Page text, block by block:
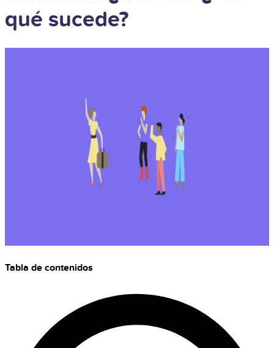
qué sucede?
Tabla de contenidos